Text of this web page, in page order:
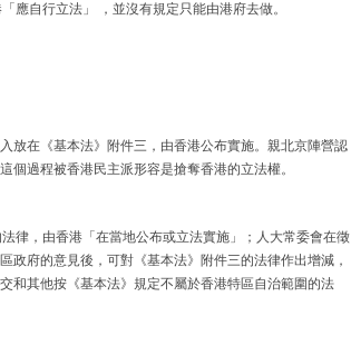
應自行立法」 ，並沒有規定只能由港府去做。
放在《基本法》附件三，由香港公布實施。親北京陣營認
個過程被香港民主派形容是搶奪香港的立法權。
律，由香港「在當地公布或立法實施」；人大常委會在徵
政府的意見後，可對《基本法》附件三的法律作出增減，
和其他按《基本法》規定不屬於香港特區自治範圍的法